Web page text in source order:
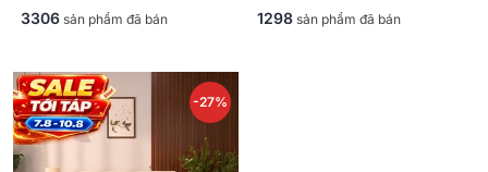
3306 sản phẩm đã bán 1298 sản phẩm đã bán
-27%